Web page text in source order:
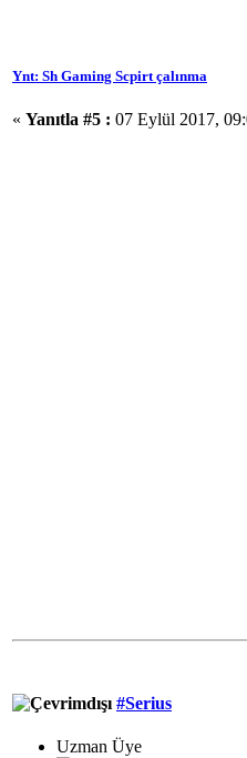
Ynt: Sh Gaming Scpirt çalınma
« Yanıtla #5 : 07 Eylül 2017,
#Serius
Uzman Üye